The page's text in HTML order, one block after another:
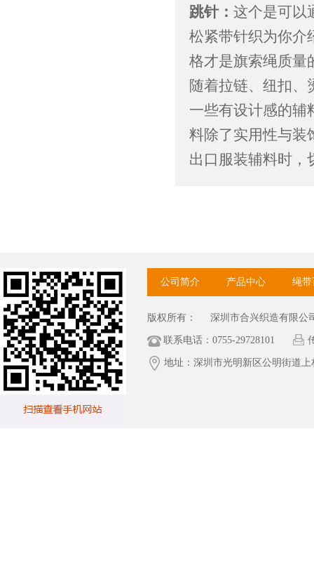
跳针： 这个是可以
松紧带针织为你介
格才是旗索绳质量
随着拉链、纽扣、
一些有设计感的辅
料除了实用性与装
出口服装辅料时，
公司简介 产品中心 绳带
版权所有： 深圳市合兴织造有限
联系电话：0755-29728101
地址：深圳市光明新区公明街道